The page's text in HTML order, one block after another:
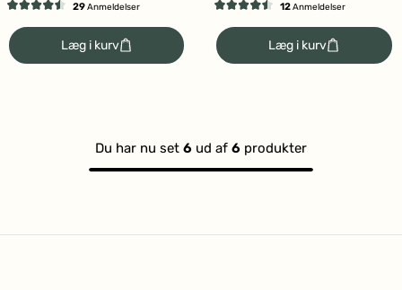
4.5
ud
af
29Anmeldelser
Læg i kurv
4.5
ud
af
12Anmeldelser
Læg i kurv
Du har nu set 6 ud af 6 produkter